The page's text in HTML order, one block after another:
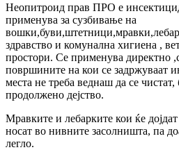
Неопитроид прав ПРО е
применува за сузбивање на
здравство и комунална хигиена ,
простори. Се применува директно
површините на кои се задржуваат
места не треба веднаш да се
продолжено дејство.
Мравките и лебарките кои ќе
носат во нивните засолништа, па
легло.